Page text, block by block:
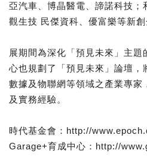
亞汽車、博晶醫電、諦諾科技；
觀生技 民傑資科、優富樂等新創
展期間為深化「預見未來」主
心也規劃了「預見未來」論壇，
數據及物聯網等領域之產業專家
及實務經驗。
時代基金會：http://
Garage+育成中心：http://